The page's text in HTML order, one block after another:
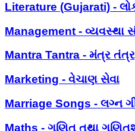
Literature (Gujarati) -
Management - વ્યવસ્થા
Mantra Tantra - મંત્ર
Marketing - વેચાણ સેવા
Marriage Songs - લગ્ન
Maths - ગણિત તથા